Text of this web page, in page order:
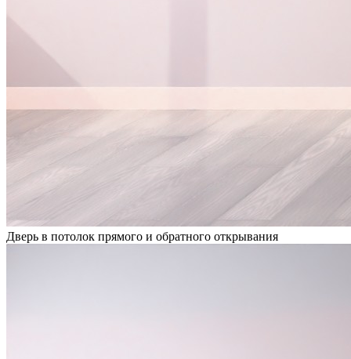
Дверь в потолок прямого и обратного открывания